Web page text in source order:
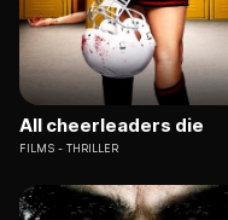
All cheerleaders die
FILMS THRILLER